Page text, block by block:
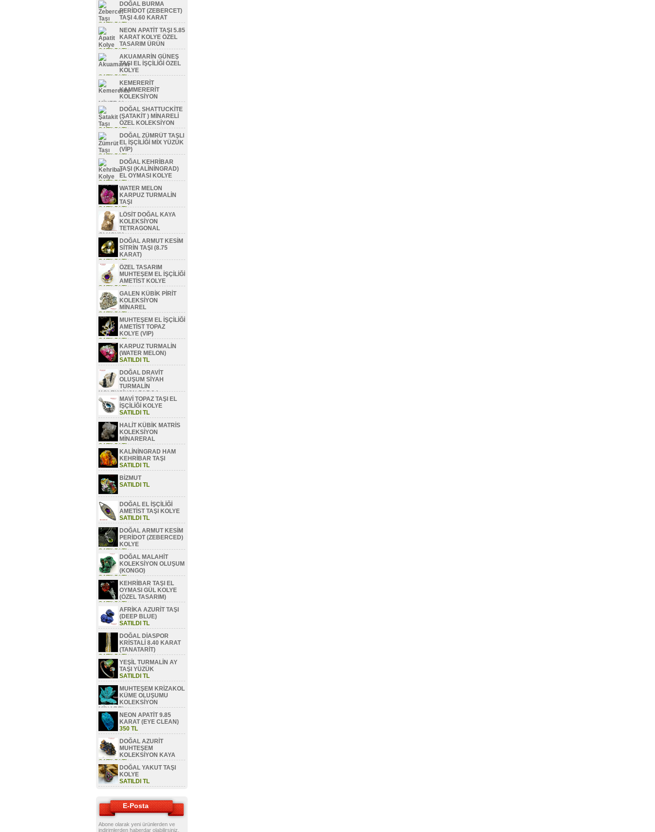
DOĞAL BURMA
PERİDOT (ZEBERCET)
TAŞI 4.60 KARAT
SATILDI TL
NEON APATİT TAŞI 5.85
KARAT KOLYE ÖZEL
TASARIM ÜRÜN
SATILDI TL
AKUAMARİN GÜNEŞ
TAŞI EL İŞÇİLİĞİ ÖZEL
KOLYE
SATILDI TL
KEMERERİT
KAMMERERİT
KOLEKSİYON
MİNERAL
SATILDI TLDOĞAL SHATTUCKİTE
(ŞATAKİT ) MİNARELİ
ÖZEL KOLEKSİYON
SATILDI TL
DOĞAL ZÜMRÜT TAŞLI
EL İŞÇİLİĞİ MİX YÜZÜK
(VİP)
SATILDI TL
DOĞAL KEHRİBAR
TAŞI (KALİNİNGRAD)
EL OYMASI KOLYE
SATILDI TL
WATER MELON
KARPUZ TURMALİN
TAŞI
SATILDI TL
LÖSİT DOĞAL KAYA
KOLEKSİYON
TETRAGONAL
OLUŞUM
SATILDI TLDOĞAL ARMUT KESİM
SİTRİN TAŞI (8.75
KARAT)
SATILDI TL
ÖZEL TASARIM
MUHTEŞEM EL İŞÇİLİĞİ
AMETİST KOLYE
SATILDI TL
GALEN KÜBİK PİRİT
KOLEKSİYON
MİNAREL
SATILDI TL
MUHTEŞEM EL İŞÇİLİĞİ
AMETİST TOPAZ
KOLYE (VIP)
SATILDI TL
KARPUZ TURMALİN
(WATER MELON)
SATILDI TL
DOĞAL DRAVİT
OLUŞUM SİYAH
TURMALİN
KOLEKSİYON PARÇA
SATILDI TLMAVİ TOPAZ TAŞI EL
İŞÇİLİĞİ KOLYE
SATILDI TL
HALİT KÜBİK MATRİS
KOLEKSİYON
MİNARERAL
SATILDI TL
KALİNİNGRAD HAM
KEHRİBAR TAŞI
SATILDI TL
BİZMUT
SATILDI TL
DOĞAL EL İŞÇİLİĞİ
AMETİST TAŞI KOLYE
SATILDI TL
DOĞAL ARMUT KESİM
PERİDOT (ZEBERCED)
KOLYE
SATILDI TL
DOĞAL MALAHİT
KOLEKSİYON OLUŞUM
(KONGO)
SATILDI TL
KEHRİBAR TAŞI EL
OYMASI GÜL KOLYE
(ÖZEL TASARIM)
SATILDI TL
AFRİKA AZURİT TAŞI
(DEEP BLUE)
SATILDI TL
DOĞAL DİASPOR
KRİSTALİ 8.40 KARAT
(TANATARİT)
SATILDI TL
YEŞİL TURMALİN AY
TAŞI YÜZÜK
SATILDI TL
MUHTEŞEM KRİZAKOL
KÜME OLUŞUMU
KOLEKSİYON
MİNAREL
SATILDI TLNEON APATİT 9.85
KARAT (EYE CLEAN)
350 TL
DOĞAL AZURİT
MUHTEŞEM
KOLEKSİYON KAYA
SATILDI TL
DOĞAL YAKUT TAŞI
KOLYE
SATILDI TL
E-Posta
Abone olarak yeni ürünlerden ve
indirimlerden haberdar olabilirsiniz.